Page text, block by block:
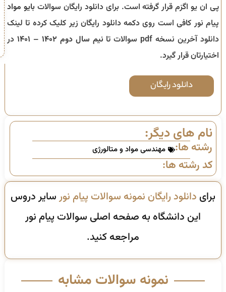
پی ان یو اگزم قرار گرفته است. برای دانلود رایگان سوالاتبایو مواد
پیام نور کافی است روی دکمه دانلود رایگان زیر کلیک کرده تا لینک
دانلود آخرین نسخه pdf سوالات تا
نیم سال دوم ۱۴۰۲ – ۱۴۰۱
در
اختیارتان قرار گیرد.
دانلود رایگان
نام های دیگر:
رشته ها: مهندسی مواد و متالورژی
کد رشته ها:
برای دانلود رایگان نمونه سوالات پیام نورسایر دروس
این دانشگاه به صفحه اصلی سوالات پیام نور
مراجعه کنید.
نمونه سوالات مشابه